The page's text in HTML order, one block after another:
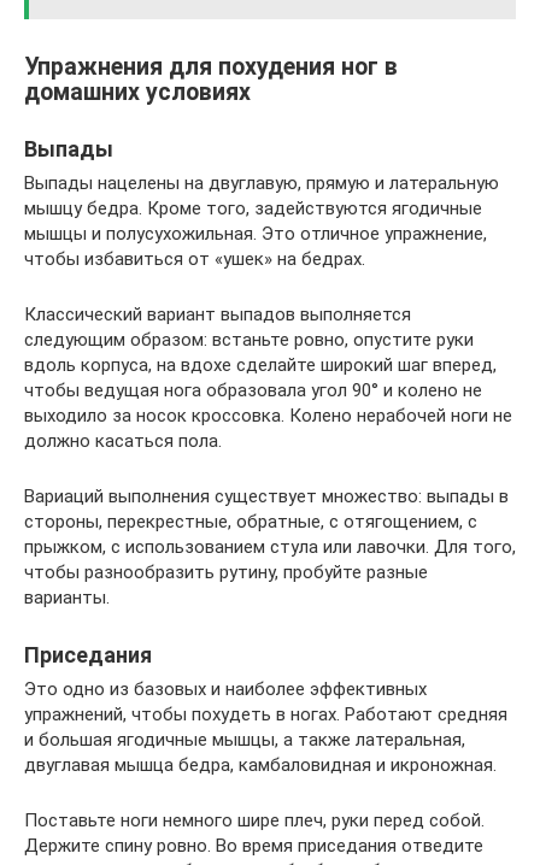
Упражнения для похудения ног в
домашних условиях
Выпады
Выпады нацелены на двуглавую, прямую и латеральную
мышцу бедра. Кроме того, задействуются ягодичные
мышцы и полусухожильная. Это отличное упражнение,
чтобы избавиться от «ушек» на бедрах.
Классический вариант выпадов выполняется
следующим образом: встаньте ровно, опустите руки
вдоль корпуса, на вдохе сделайте широкий шаг вперед,
чтобы ведущая нога образовала угол 90° и колено не
выходило за носок кроссовка. Колено нерабочей ноги не
должно касаться пола.
Вариаций выполнения существует множество: выпады в
стороны, перекрестные, обратные, с отягощением, с
прыжком, с использованием стула или лавочки. Для того,
чтобы разнообразить рутину, пробуйте разные
варианты.
Приседания
Это одно из базовых и наиболее эффективных
упражнений, чтобы похудеть в ногах. Работают средняя
и большая ягодичные мышцы, а также латеральная,
двуглавая мышца бедра, камбаловидная и икроножная.
Поставьте ноги немного шире плеч, руки перед собой.
Держите спину ровно. Во время приседания отведите